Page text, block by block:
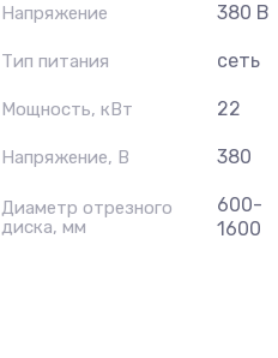
Напряжение 380 В
Тип питания сеть
Мощность, кВт 22
Напряжение, В 380
Диаметр отрезного
диска, мм
600-
1600